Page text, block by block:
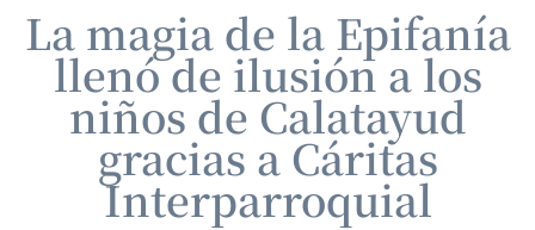
La magia de la Epifanía
llenó de ilusión a los
niños de Calatayud
gracias a Cáritas
Interparroquial